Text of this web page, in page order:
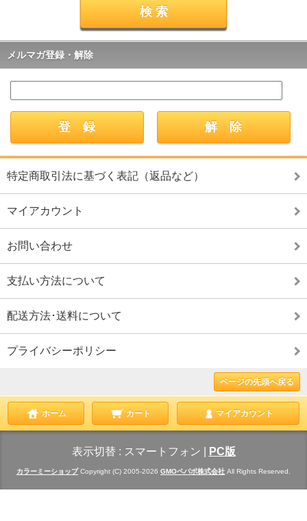
メルマガ登録・解除
特定商取引法に基づく表記（返品など）
マイアカウント
お問い合わせ
支払い方法について
配送方法･送料について
プライバシーポリシー
ページの先頭へ戻る
ホーム カート マイアカウント
表示切替 : スマートフォン PC版
カラーミーショップCopyright (C) 2005-2026 GMOペパボ株式会社 All Rights Reserved.